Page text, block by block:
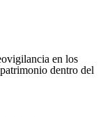
en los
dentro del